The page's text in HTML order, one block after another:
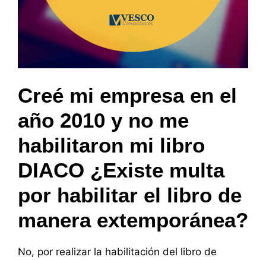
Creé mi empresa en el
año 2010 y no me
habilitaron mi libro
DIACO ¿Existe multa
por habilitar el libro de
manera extemporánea?
No, por realizar la habilitación del libro de